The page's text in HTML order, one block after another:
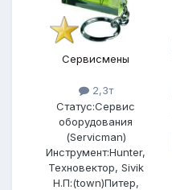
Сервисмены
2,3т
Статус:Сервис
оборудования
(Servicman)
Инструмент:Hunter,
Техновектор, Sivik
Н.П:(town)Питер,